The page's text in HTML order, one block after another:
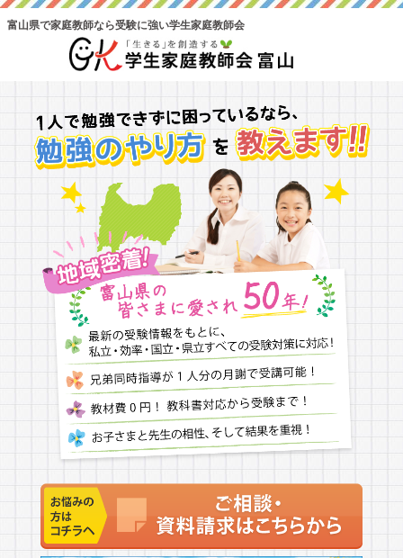
富山県で家庭教師なら受験に強い学生家庭教師会